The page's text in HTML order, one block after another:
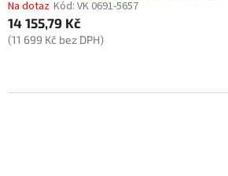
Na dotaz Kód: VK 0691-5657
14 155,79 Kč
(11 699 Kč bez DPH)